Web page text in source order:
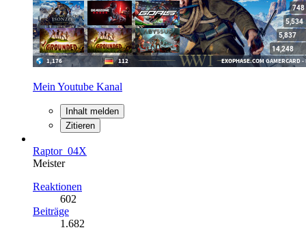
Mein Youtube Kanal
Inhalt melden
Zitieren
Raptor_04X
Meister
Reaktionen
602
Beiträge
1.682